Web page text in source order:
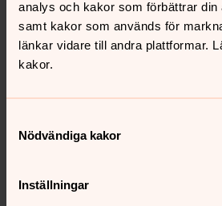
analys och kakor som förbättrar din
samt kakor som används för
länkar vidare till andra plattformar.
kakor.
Nödvändiga kakor
Inställningar